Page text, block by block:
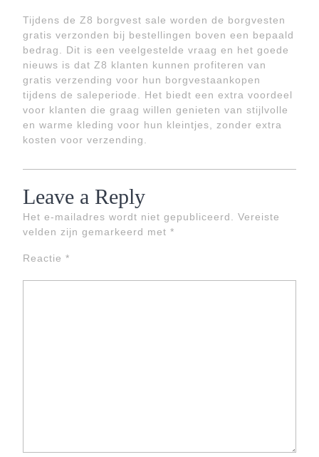
Tijdens de Z8 borgvest sale worden de borgvesten
gratis verzonden bij bestellingen boven een bepaald
bedrag. Dit is een veelgestelde vraag en het goede
nieuws is dat Z8 klanten kunnen profiteren van
gratis verzending voor hun borgvestaankopen
tijdens de saleperiode. Het biedt een extra voordeel
voor klanten die graag willen genieten van stijlvolle
en warme kleding voor hun kleintjes, zonder extra
kosten voor verzending.
Leave a Reply
Het e-mailadres wordt niet gepubliceerd.
Vereiste
velden zijn gemarkeerd met *
Reactie *